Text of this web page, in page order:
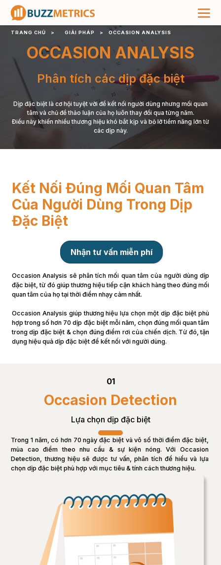
TRANG CHỦ > GIẢI PHÁP > OCCASION ANALYSIS
OCCASION ANALYSIS
Phân tích các dịp đặc biệt
Dịp đặc biệt là cơ hội tuyệt vời để kết nối người dùng nhưng mối quan
tâm và chủ đề thảo luận của họ luôn thay đổi qua từng năm.
Điều này khiến nhiều thương hiệu khó bắt kịp và bỏ lỡ tiềm năng lớn từ
các dịp này.
Kết Nối Đúng Mối Quan Tâm
Của Người Dùng Trong Dịp
Đặc Biệt
Nhận tư vấn miễn phí
Occasion Analysis sẽ phân tích mối quan tâm của người dùng dịp
đặc biệt, từ đó giúp thương hiệu tiếp cận khách hàng theo đúng mối
quan tâm của họ tại thời điểm nhạy cảm nhất.
Occasion Analysis giúp thương hiệu lựa chọn một dịp đặc biệt phù
hợp trong số hơn 70 dịp đặc biệt mỗi năm, chọn đúng mối quan tâm
trong dịp đặc biệt & chọn đúng điểm rơi của chiến dịch. Từ đó, tận
dụng hiệu quả dịp đặc biệt để kết nối với người dùng.
01
Occasion Detection
Lựa chọn dịp đặc biệt
Trong 1 năm, có hơn 70 ngày đặc biệt và vô số thời điểm đặc biệt,
mùa cao điểm theo nhu cầu & sự kiện nóng. Với Occasion
Detection, thương hiệu sẽ được tư vấn, phân tích để hiểu và lựa
chọn dịp đặc biệt phù hợp với mục tiêu & tính cách thương hiệu.